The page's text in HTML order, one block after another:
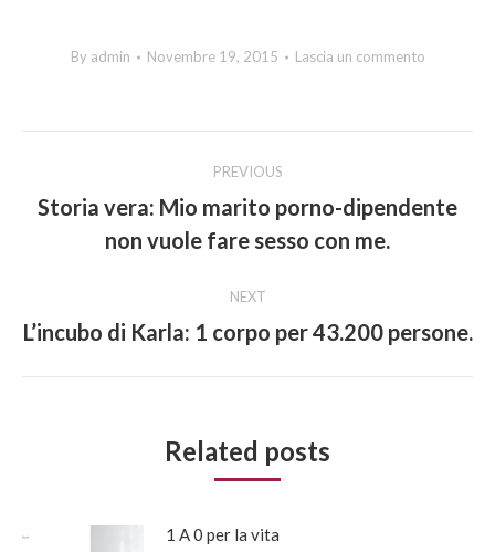
By admin Novembre 19, 2015 Lascia un commento
navigation
PREVIOUS
Previous
post:
Storia vera: Mio marito porno-dipendente
non vuole fare sesso con me.
NEXT
Next
L’incubo di Karla: 1 corpo per 43.200 persone.
Related posts
1 A 0 per la vita